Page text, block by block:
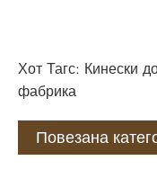
Хот Тагс: Кинески
фабрика
Повезана